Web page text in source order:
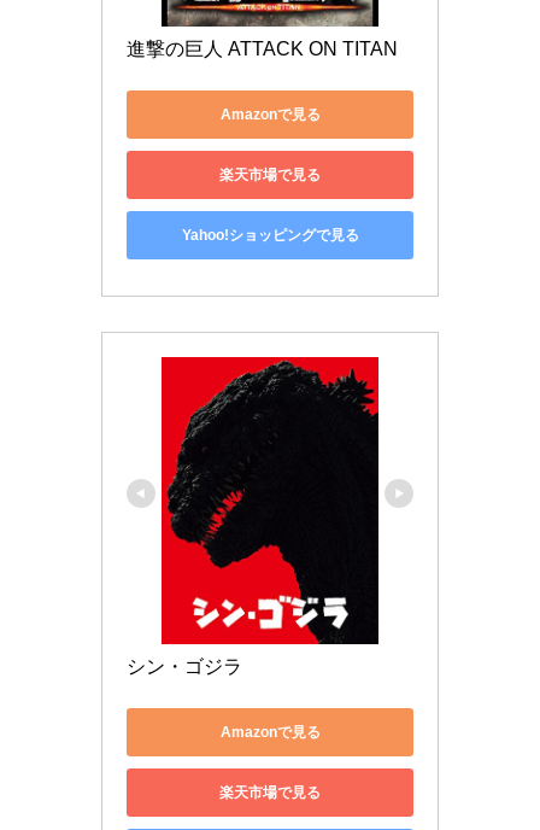
進撃の巨人 ATTACK ON TITAN
Amazonで見る
楽天市場で見る
Yahoo!ショッピングで見る
シン・ゴジラ
Amazonで見る
楽天市場で見る